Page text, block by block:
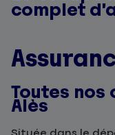
complet
Toutes nos
Alès